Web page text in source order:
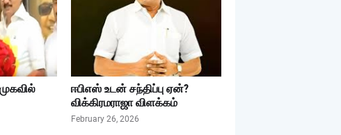
ஈபிஎஸ் உடன் சந்திப்பு ஏன்?
விக்கிரமராஜா விளக்கம்
February 26, 2026